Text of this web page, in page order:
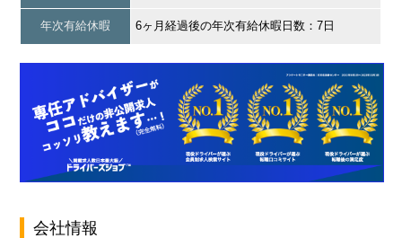
年次有給休暇 6ヶ月経過後の年次有給休暇日数：7日
会社情報